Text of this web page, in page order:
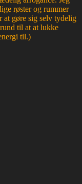
røster og rummer
at gøre sig selv tydelig
til at at lukke
til.)